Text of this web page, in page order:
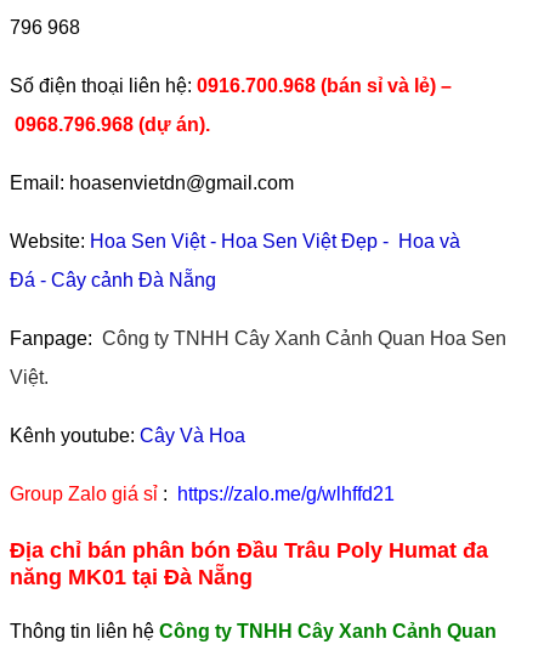
796 968
​Số điện thoại liên hệ: 0916.700.968 (bán sỉ và lẻ) –
0968.796.968 (dự án).
Email: hoasenvietdn@gmail.com
Website: Hoa Sen Việt- Hoa Sen Việt Đẹp - Hoa và
Đá - Cây cảnh Đà Nẵng
Fanpage: Công ty TNHH Cây Xanh Cảnh Quan Hoa Sen
Việt.
Kênh youtube: Cây Và Hoa
Group Zalo giá sỉ : https://zalo.me/g/wlhffd21
Địa chỉ bán phân bón Đầu Trâu Poly Humat đa
năng MK01 tại Đà Nẵng
Thông tin liên hệ Công ty TNHH Cây Xanh Cảnh Quan